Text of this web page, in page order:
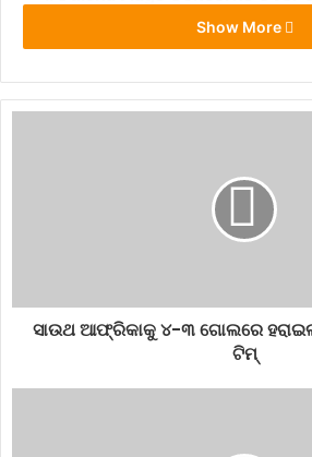
Fertilizers
Show More
ସାଉଥ ଆଫ୍ରିକାକୁ ୪-୩ ଗୋଲରେ
ଟିମ୍‌